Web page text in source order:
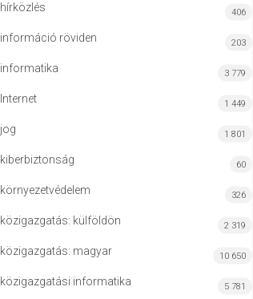
hírközlés 406
információ röviden 203
informatika 3 779
Internet 1 449
jog 1 801
kiberbiztonság 60
környezetvédelem 326
közigazgatás: külföldön 2 319
közigazgatás: magyar 10 650
közigazgatási informatika 5 781